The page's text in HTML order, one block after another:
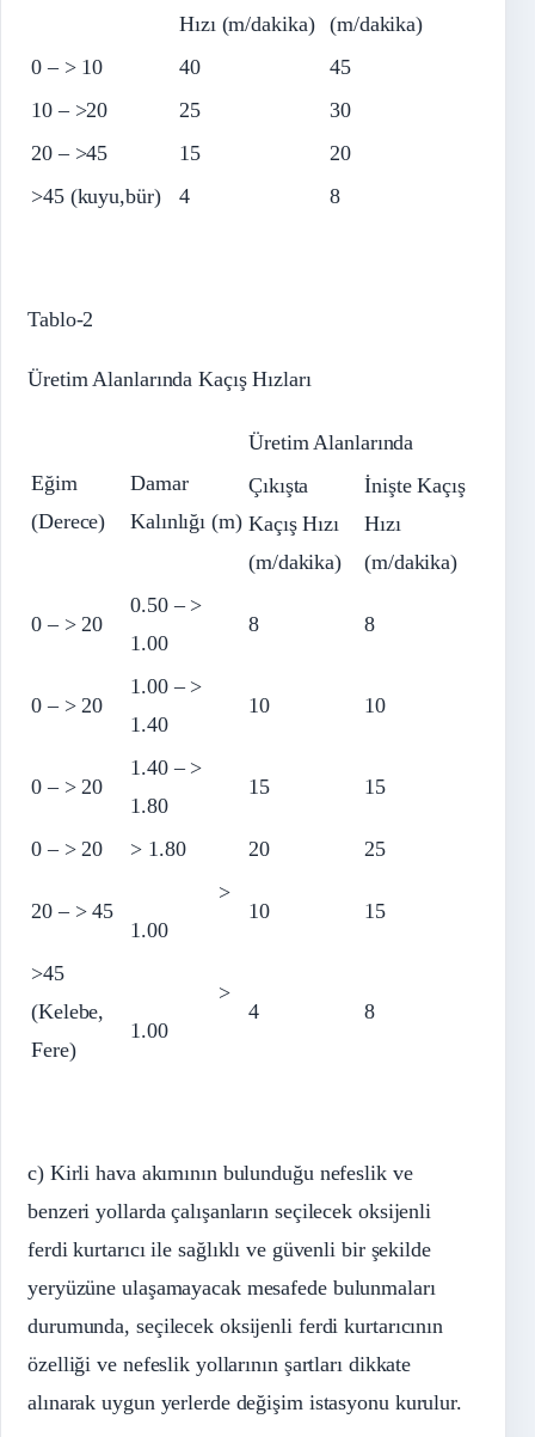
Hızı (m/dakika)
(m/dakika)
0 – > 10
40
45
10 – >20
25
30
20 – >45
15
20
>45 (kuyu,bür)
4 8
Tablo-2
Üretim Alanlarında Kaçış Hızları
Eğim
(Derece)
Damar
Kalınlığı (m)
Üretim Alanlarında
Çıkışta
Kaçış Hızı
(m/dakika)
İnişte Kaçış
Hızı
(m/dakika)
0 – > 20
0.50 – >
1.00
8 8
0 – > 20
1.00 – >
1.40
10 10
0 – > 20
1.40 – >
1.80
15 15
0 – > 20 > 1.80 20 25
20 – > 45
>
1.00
10 15
>45
(Kelebe,
Fere)
>
1.00
4 8
c) Kirli hava akımının bulunduğu nefeslik ve
benzeri yollarda çalışanların seçilecek oksijenli
ferdi kurtarıcı ile sağlıklı ve güvenli bir şekilde
yeryüzüne ulaşamayacak mesafede bulunmaları
durumunda, seçilecek oksijenli ferdi kurtarıcının
özelliği ve nefeslik yollarının şartları dikkate
alınarak uygun yerlerde değişim istasyonu kurulur.